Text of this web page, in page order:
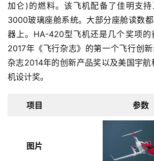
加仑)的燃料。该飞机配备了佳明支
3000玻璃座舱系统。大部分座舱读数
器上。HA-420型飞机还是几个奖项的
2017年《飞行杂志》的第一个飞行创新
杂志2014年的创新产品奖以及美国宇
机设计奖。
项目 参数
图片